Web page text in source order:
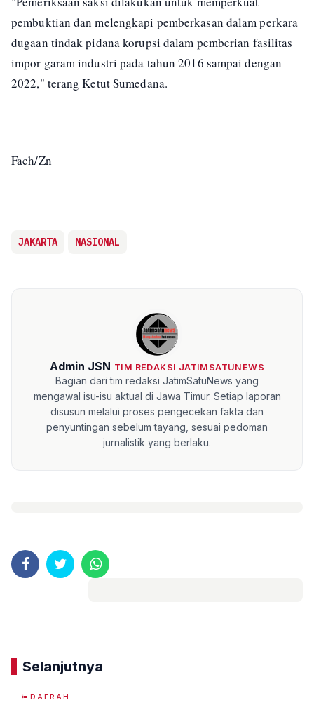
pembuktian dan melengkapi pemberkasan dalam perkara
dugaan tindak pidana korupsi dalam pemberian fasilitas
impor garam industri pada tahun 2016 sampai dengan
2022," terang Ketut Sumedana.
Fach/Zn
JAKARTA NASIONAL
Admin JSN TIM REDAKSI JATIMSATUNEWS
Bagian dari tim redaksi JatimSatuNews yang
mengawal isu-isu aktual di Jawa Timur. Setiap laporan
disusun melalui proses pengecekan fakta dan
penyuntingan sebelum tayang, sesuai pedoman
jurnalistik yang berlaku.
Selanjutnya
DAERAH